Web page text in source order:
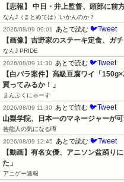
【悲報】 中日・井上監督、頭部に前
なんJ（まとめては）いかんのか？
2026/08/09 09:01
あとで読む 🐦Tweet
【画像】吉野家のステーキ定食、ガ
なんJ PRIDE
2026/08/09 11:30
あとで読む 🐦Tweet
【白バラ案件】高級豆腐ワイ「
買ってみるか！」
まんぷくにゅーす
2026/08/09 11:30
あとで読む 🐦Tweet
山梨学院、日本一のマネージャーが可
芸能人の気になる噂
2026/08/09 12:45
あとで読む 🐦Tweet
【動画】有名女優、アニソン盆踊り
た」
アニゲー速報